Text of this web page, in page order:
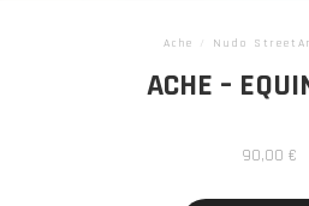
Ache Nudo
ACHE –
90,00 €